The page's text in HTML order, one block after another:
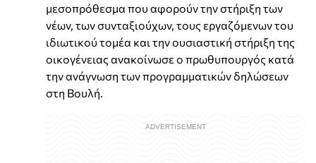
μεσοπρόθεσμα που αφορούν την στήριξη των
νέων, των συνταξιούχων, τους εργαζόμενων του
ιδιωτικού τομέα και την ουσιαστική στήριξη της
οικογένειας ανακοίνωσε ο πρωθυπουργός κατά
την ανάγνωση των προγραμματικών δηλώσεων
στη Βουλή.